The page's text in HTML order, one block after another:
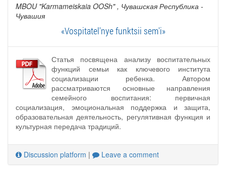
MBOU "Karmameiskaia OOSh" , Чувашская Республика -
Чувашия
«Vospitatel'nye funktsii sem'i»
Статья посвящена анализу воспитательных
функций семьи как ключевого института
социализации ребенка. Автором
рассматриваются основные направления
семейного воспитания: первичная
социализация, эмоциональная поддержка и защита,
образовательная деятельность, регулятивная функция и
культурная передача традиций.
Discussion platform | Leave a comment